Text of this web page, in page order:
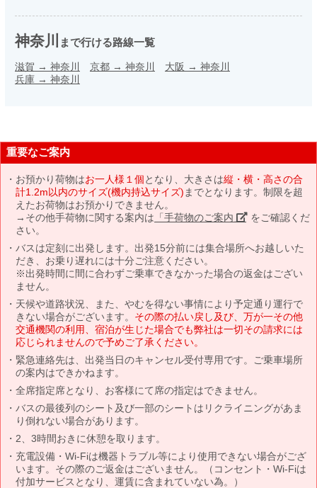
神奈川 まで行ける路線一覧
滋賀 → 神奈川 京都 → 神奈川 大阪 → 神奈川
兵庫 → 神奈川
重要なご案内
お預かり荷物はお一人様１個となり、大きさは縦・横・高さの合
計1.2m以内のサイズ(機内持込サイズ) までとなります。制限を超
えたお荷物はお預かりできません。
→その他手荷物に関する案内は 「手荷物のご案内」 をご確認くだ
さい。
バスは定刻に出発します。出発15分前には集合場所へお越しいた
だき、お乗り遅れには十分ご注意ください。
※出発時間に間に合わずご乗車できなかった場合の返金はござい
ません。
天候や道路状況、また、やむを得ない事情により予定通り運行で
きない場合がございます。 その際の払い戻し及び、万が一その他
交通機関の利用、宿泊が生じた場合でも弊社は一切その請求には
応じられませんので予めご了承ください。
緊急連絡先は、出発当日のキャンセル受付専用です。ご乗車場所
の案内はできかねます。
全席指定席となり、お客様にて席の指定はできません。
バスの最後列のシート及び一部のシートはリクライニングがあま
り倒れない場合があります。
2、3時間おきに休憩を取ります。
充電設備・Wi-Fiは機器トラブル等により使用できない場合がござ
います。その際のご返金はございません。（コンセント・Wi-Fiは
付加サービスとなり、運賃に含まれていない為。）